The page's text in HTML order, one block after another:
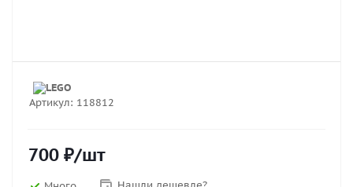
Артикул: 118812
700 ₽/шт